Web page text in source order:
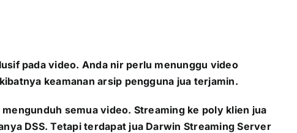
pada video. Anda nir perlu menunggu video
keamanan arsip pengguna jua terjamin.
semua video. Streaming ke poly klien jua
DSS. Tetapi terdapat jua Darwin Streaming Server